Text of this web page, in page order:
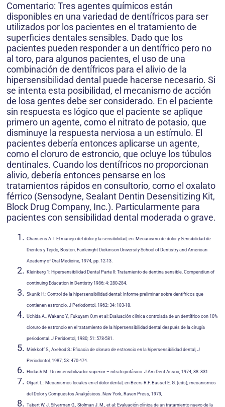
Comentario: Tres agentes químicos están
disponibles en una variedad de dentífricos para ser
utilizados por los pacientes en el tratamiento de
superficies dentales sensibles. Dado que los
pacientes pueden responder a un dentífrico pero no
al toro, para algunos pacientes, el uso de una
combinación de dentífricos para el alivio de la
hipersensibilidad dental puede hacerse necesario. Si
se intenta esta posibilidad, el mecanismo de acción
de losa gentes debe ser considerado. En el paciente
sin respuesta es lógico que el paciente se aplique
primero un agente, como el nitrato de potasio, que
disminuye la respuesta nerviosa a un estímulo. El
pacientes debería entonces aplicarse un agente,
como el cloruro de estroncio, que ocluye los túbulos
dentinales. Cuando los dentífricos no proporcionan
alivio, debería entonces pensarse en los
tratamientos rápidos en consultorio, como el oxalato
férrico (Sensodyne, Sealant Dentin Desensitizing Kit,
Block Drug Company, Inc.). Particularmente para
pacientes con sensibilidad dental moderada o grave.
Chansens A. I. El manejo del dolor y la sensibilidad, en: Mecanismo de dolor y Sensibilidad de
Dientes y Tejido, Boston, Fairleinght Dickinson University School of Dentistry and American
Academy of Oral Medicine, 1974, pp. 12-13.
Kleinberg 1: Hipersensibilidad Dental Parte II: Tratamiento de dentina sensible. Compendiun of
continuing Education in Dentistry 1986; 4: 280-284.
Skunik H.: Control de la hipersensibilidad dental: Informe preliminar sobre dentífricos que
contienen estroncio. J Periodontol, 1962; 34: 183-18.
Uchida A., Wakano Y., Fukuyam O,m et al: Evaluación clínica controlada de un dentífrico con 10%
cloruro de estroncio en el tratamiento de la hipersensibilidad dental después de la cirugía
periodontal. J Peridontol, 1980; 51: 578-581.
Minkkoff S., Axelrod S.: Eficacia de cloruro de estroncio en la hipersensibilidad dental, J
Periodontol, 1987; 58: 470-474.
Hodash M.: Un insensibilizador superior – nitrato potásico. J Am Dent Assoc, 1974; 88: 831.
Olgart L.: Mecanismos locales en el dolor dental, en Beers R.F. Basset E. G. (eds); mecanismos
del Dolor y Compuestos Analgésicos. New York, Raven Press, 1979,
Tabert W. J. Silverman G., Stolman J. M., et al: Evaluación clínica de un tratamiento nuevo de la